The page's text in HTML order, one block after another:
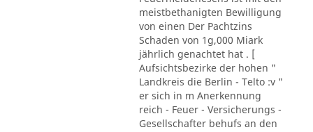
meistbethanigten Bewilligung
von einen Der Pachtzins
Schaden von 1g,000 Miark
jährlich genachtet hat . [
Aufsichtsbezirke der hohen "
Landkreis die Berlin - Telto :v "
er sich in m Anerkennung
reich - Feuer - Versicherungs -
Gesellschafter behufs an den